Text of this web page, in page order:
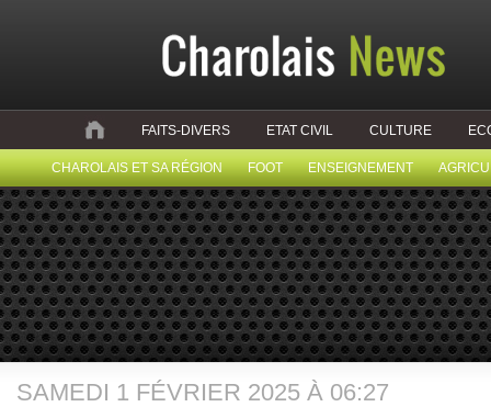
FAITS-DIVERS ETAT CIVIL CULTURE
CHAROLAIS ET SA RÉGION FOOT ENSEIGNEMENT
SAMEDI 1 FÉVRIER 2025 À 06:27